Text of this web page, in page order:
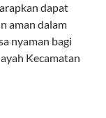
dapat
aman dalam
nyaman bagi
Kecamatan